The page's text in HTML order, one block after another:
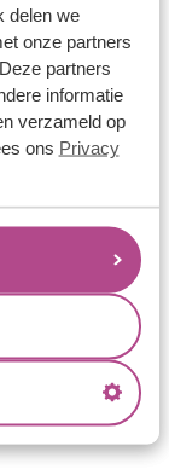
delen we
onze partners
partners
informatie
verzameld op
ons Privacy